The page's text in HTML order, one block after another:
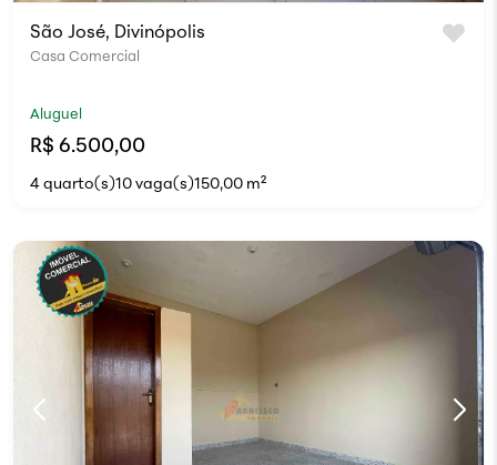
São José, Divinópolis
Casa Comercial
Aluguel
R$ 6.500,00
4 quarto(s)10 vaga(s)150,00 m²